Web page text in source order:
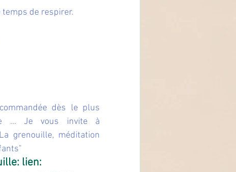
de respirer.
dès le plus
... Je vous invite à
grenouille, méditation
lien: